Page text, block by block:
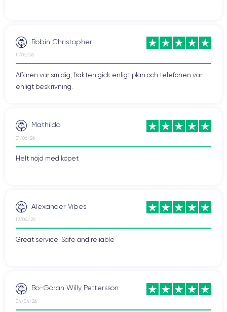
Robin Christopher
11/06/26
Affären var smidig, frakten gick enligt plan och telefonen var
enligt beskrivning.
Mathilda
01/06/26
Helt nöjd med köpet
Alexander Vibes
12/04/26
Great service! Safe and reliable
Bo-Göran Willy Pettersson
04/04/26